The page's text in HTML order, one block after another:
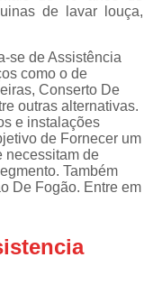
Assistencia Tecnica
Refrigerador Electrolux
Tecnica
Secadora
Maquina Secadora de
Assistencia Tecnica
Secadora a Gas
de lavar louça,
se de Assistência
como o de
Conserto De
outras alternativas.
e instalações
de Fornecer um
necessitam de
Também
De Fogão. Entre em